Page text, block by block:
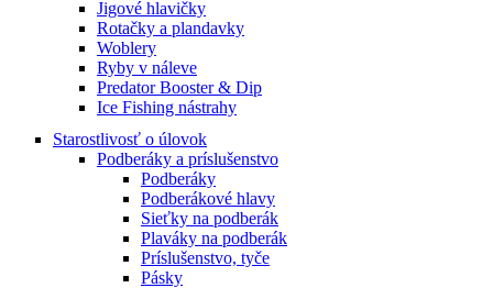
Jigové hlavičky
Rotačky a plandavky
Woblery
Ryby v náleve
Predator Booster & Dip
Ice Fishing nástrahy
Starostlivosť o úlovok
Podberáky a príslušenstvo
Podberáky
Podberákové hlavy
Sieťky na podberák
Plaváky na podberák
Príslušenstvo, tyče
Pásky